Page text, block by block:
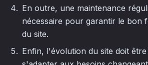
En outre, une maintenance
nécessaire pour garantir le bon
du site.
Enfin, l'évolution du site doit